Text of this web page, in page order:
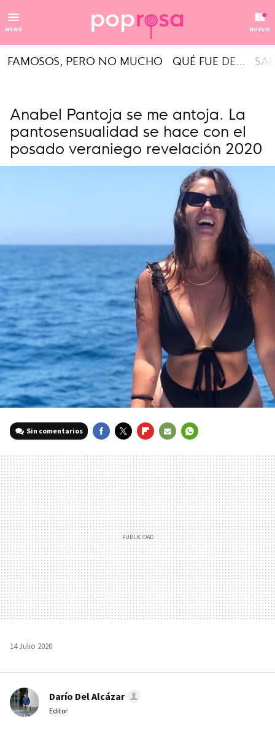
MENÚ NUEVO
FAMOSOS, PERO NO MUCHO QUÉ FUE DE...
Anabel Pantoja se me antoja. La
pantosensualidad se hace con el
posado veraniego revelación 2020
Sin comentarios
MAIL
14 Julio 2020
Darío Del Alcázar
Editor